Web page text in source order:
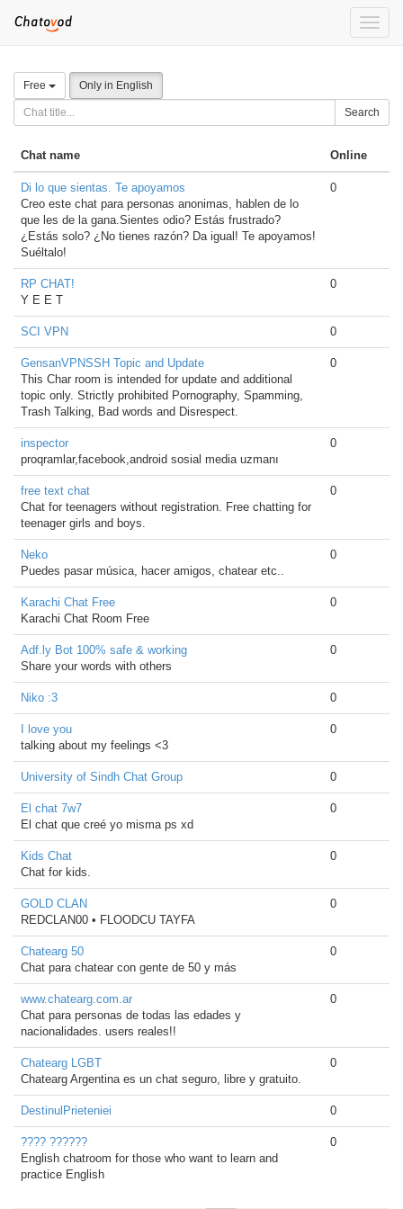
Toggle
Free Only in English
Search
Chat name Online
Di lo que sientas. Te apoyamos
Creo este chat para personas anonimas, hablen de lo
que les de la gana.Sientes odio? Estás frustrado?
¿Estás solo? ¿No tienes razón? Da igual! Te apoyamos!
Suéltalo!
0
RP CHAT!
Y E E T
0
SCI VPN 0
GensanVPNSSH Topic and Update
This Char room is intended for update and additional
topic only. Strictly prohibited Pornography, Spamming,
Trash Talking, Bad words and Disrespect.
0
inspector
proqramlar,facebook,android sosial media uzmanı
0
free text chat
Chat for teenagers without registration. Free chatting for
teenager girls and boys.
0
Neko
Puedes pasar música, hacer amigos, chatear etc..
0
Karachi Chat Free
Karachi Chat Room Free
0
Adf.ly Bot 100% safe & working
Share your words with others
0
Niko :3 0
I love you
talking about my feelings <3
0
University of Sindh Chat Group 0
El chat 7w7
El chat que creé yo misma ps xd
0
Kids Chat
Chat for kids.
0
GOLD CLAN
REDCLAN00 • FLOODCU TAYFA
0
Chatearg 50
Chat para chatear con gente de 50 y más
0
www.chatearg.com.ar
Chat para personas de todas las edades y
nacionalidades. users reales!!
0
Chatearg LGBT
Chatearg Argentina es un chat seguro, libre y gratuito.
0
DestinulPrieteniei 0
???? ??????
English chatroom for those who want to learn and
practice English
0